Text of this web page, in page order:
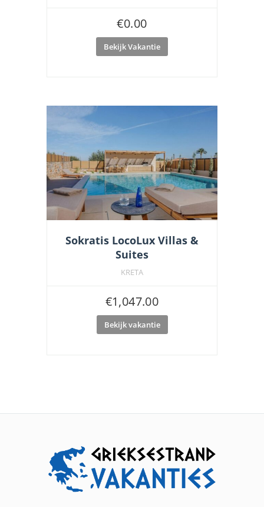
€0.00
Bekijk Vakantie
Sokratis LocoLux Villas &
Suites
KRETA
€1,047.00
Bekijk vakantie